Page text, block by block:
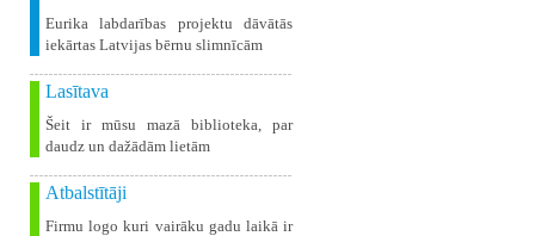
Eurika labdarības projektu dāvātās
iekārtas Latvijas bērnu slimnīcām
Lasītava
Šeit ir mūsu mazā biblioteka, par
daudz un dažādām lietām
Atbalstītāji
Firmu logo kuri vairāku gadu laikā ir